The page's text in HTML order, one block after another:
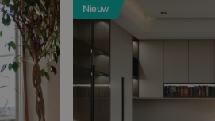
Nieuw